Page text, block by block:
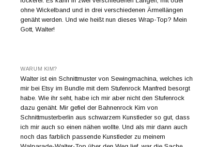
ohne Wickelband und in drei verschiedenen Ärmellängen
genäht werden. Und wie heißt nun dieses Wrap-Top? Mein
Gott, Walter!
WARUM KIM?
Walter ist ein Schnittmuster von Sewingmachina, welches ich
mir bei Etsy im Bundle mit dem Stufenrock Manfred besorgt
habe. Wie ihr seht, habe ich mir aber nicht den Stufenrock
dazu genäht. Mir gefiel der Bahnenrock Kim von
Schnittmusterberlin aus schwarzem Kunstleder so gut, dass
ich mir auch so einen nähen wollte. Und als mir dann auch
noch das farblich passende Kunstleder zu meinem